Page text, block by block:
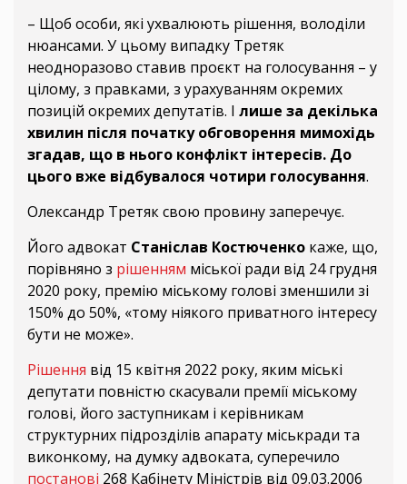
– Щоб особи, які ухвалюють рішення, володіли
нюансами. У цьому випадку Третяк
неодноразово ставив проєкт на голосування – у
цілому, з правками, з урахуванням окремих
позицій окремих депутатів. І лише за декілька
хвилин після початку обговорення мимохідь
згадав, що в нього конфлікт інтересів. До
цього вже відбувалося чотири голосування.
Олександр Третяк свою провину заперечує.
Його адвокат Станіслав Костюченко каже, що,
порівняно з рішенням міської ради від 24 грудня
2020 року, премію міському голові зменшили зі
150% до 50%, «тому ніякого приватного інтересу
бути не може».
Рішення від 15 квітня 2022 року, яким міські
депутати повністю скасували премії міському
голові, його заступникам і керівникам
структурних підрозділів апарату міськради та
виконкому, на думку адвоката, суперечило
постанові 268 Кабінету Міністрів від 09.03.2006